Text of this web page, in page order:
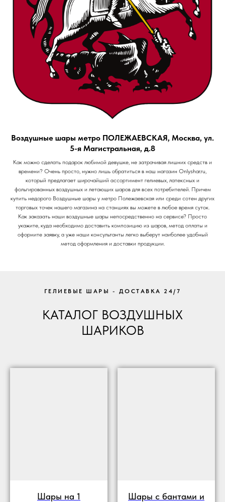
Воздушные шары метро ПОЛЕЖАЕВСКАЯ, Москва, ул.
5-я Магистральная, д.8
Как можно сделать подарок любимой девушке, не затрачивая лишних средств и
времени? Очень просто, нужно лишь обратиться в наш магазин Onlyshar.ru,
который предлагает широчайший ассортимент гелиевых, латексных и
фольгированных воздушных и летающих шаров для всех потребителей. Причем
купить недорого Воздушные шары у метро Полежаевская или среди сотен других
торговых точек нашего магазина на станциях вы можете в любое время суток.
Как заказать наши воздушные шары непосредственно на сервисе? Просто
укажите, куда необходимо доставить композицию из шаров, метод оплаты и
оформите заявку, а уже наши консультанты легко выберут наиболее удобный
метод оформления и доставки продукции.
ГЕЛИЕВЫЕ ШАРЫ - ДОСТАВКА 24/7
КАТАЛОГ ВОЗДУШНЫХ
ШАРИКОВ
Шары на 1
Шары с бантами и